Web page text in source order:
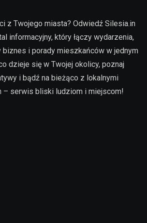
z Twojego miasta? Odwiedź Silesia.in
informacyjny, który łączy wydarzenia,
biznes i porady mieszkańców w jednym
dzieje się w Twojej okolicy, poznaj
i bądź na bieżąco z lokalnymi
– serwis bliski ludziom i miejscom!